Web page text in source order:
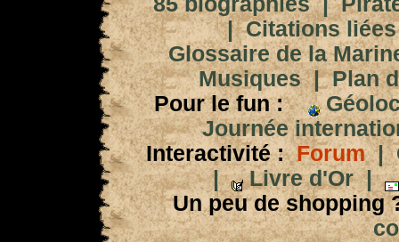
|Citations
Glossaire de la
Musiques|Plan
Pour le fun :
Journée
Interactivité : Forum|
|
Livre d'Or|
Un peu de shopping